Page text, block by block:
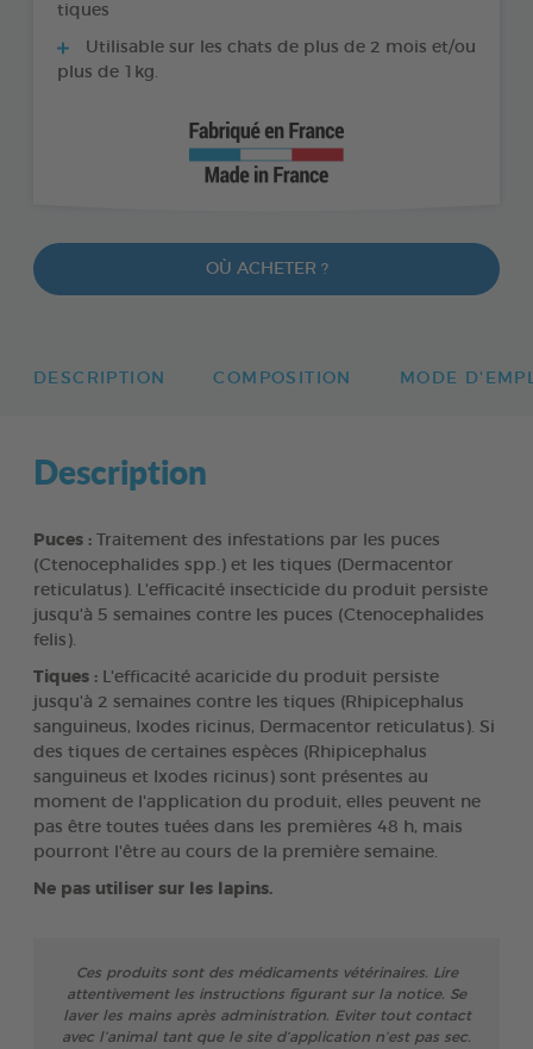
tiques
Utilisable sur les chats de plus de 2 mois et/ou
plus de 1kg.
OÙ ACHETER ?
DESCRIPTION COMPOSITION MODE
Description
Puces : Traitement des infestations par les puces
(Ctenocephalides spp.) et les tiques (Dermacentor
reticulatus). L'efficacité insecticide du produit persiste
jusqu'à 5 semaines contre les puces (Ctenocephalides
felis).
Tiques : L'efficacité acaricide du produit persiste
jusqu'à 2 semaines contre les tiques (Rhipicephalus
sanguineus, Ixodes ricinus, Dermacentor reticulatus). Si
des tiques de certaines espèces (Rhipicephalus
sanguineus et Ixodes ricinus) sont présentes au
moment de l'application du produit, elles peuvent ne
pas être toutes tuées dans les premières 48 h, mais
pourront l'être au cours de la première semaine.
Ne pas utiliser sur les lapins.
Ces produits sont des médicaments vétérinaires. Lire
attentivement les instructions figurant sur la notice. Se
laver les mains après administration. Eviter tout contact
avec l’animal tant que le site d’application n’est pas sec.